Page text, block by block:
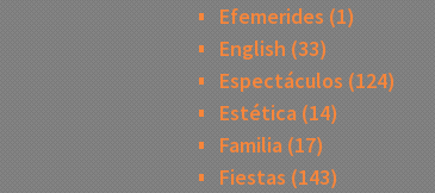
Efemerides (1)
English (33)
Espectáculos (124)
Estética (14)
Familia (17)
Fiestas (143)